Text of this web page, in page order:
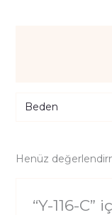
Beden
Henüz
“Y-116-